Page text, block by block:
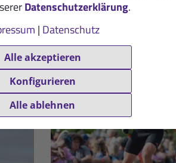
Datenschutzerklärung.
| Datenschutz
Alle akzeptieren
Konfigurieren
Alle ablehnen
Melina Gaupp